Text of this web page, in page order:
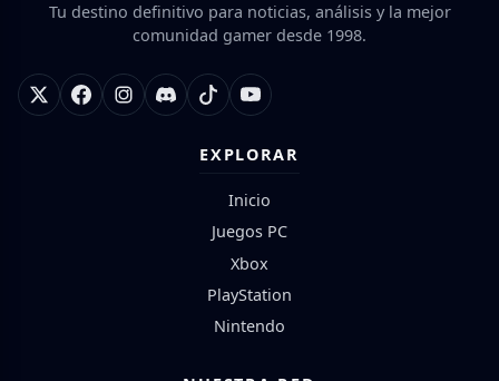
Tu destino definitivo para noticias, análisis y la mejor
comunidad gamer desde 1998.
EXPLORAR
Inicio
Juegos PC
Xbox
PlayStation
Nintendo